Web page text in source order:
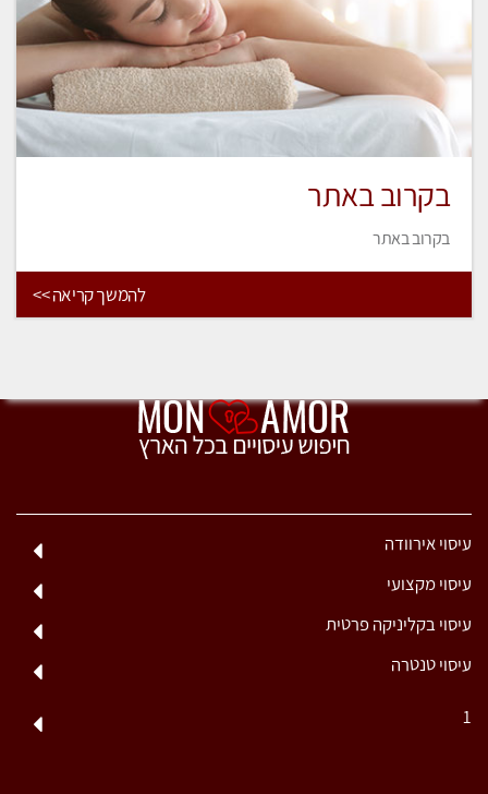
בקרוב באתר
בקרוב באתר
להמשך קריאה >>
עיסוי אירוודה
עיסוי מקצועי
עיסוי בקליניקה פרטית
עיסוי טנטרה
1